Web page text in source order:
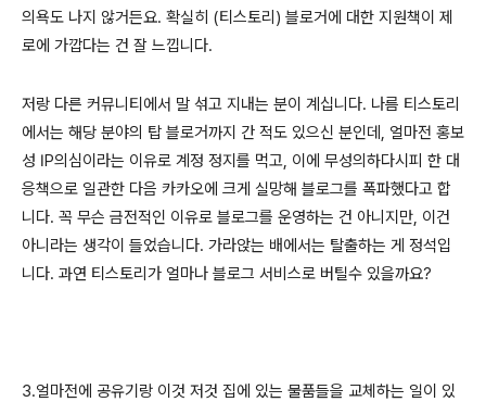
의욕도 나지 않거든요. 확실히 (티스토리) 블로거에 대한 지원책이 제
로에 가깝다는 건 잘 느낍니다.
저랑 다른 커뮤니티에서 말 섞고 지내는 분이 계십니다. 나름 티스토리
에서는 해당 분야의 탑 블로거까지 간 적도 있으신 분인데, 얼마전 홍보
성 IP의심이라는 이유로 계정 정지를 먹고, 이에 무성의하다시피 한 대
응책으로 일관한 다음 카카오에 크게 실망해 블로그를 폭파했다고 합
니다. 꼭 무슨 금전적인 이유로 블로그를 운영하는 건 아니지만, 이건
아니라는 생각이 들었습니다. 가라앉는 배에서는 탈출하는 게 정석입
니다. 과연 티스토리가 얼마나 블로그 서비스로 버틸수 있을까요?
3.얼마전에 공유기랑 이것 저것 집에 있는 물품들을 교체하는 일이 있